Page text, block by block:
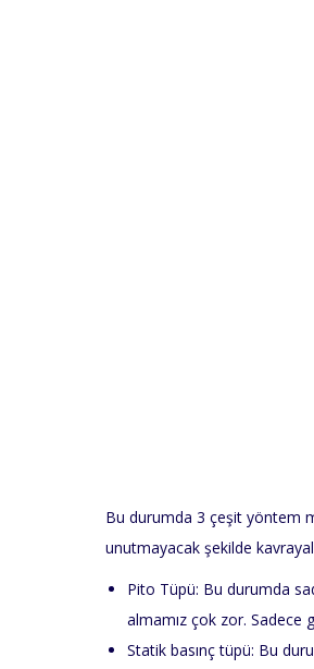
Bu durumda 3 çeşit yöntem
unutmayacak şekilde
Pito Tüpü: Bu durumda
almamız çok zor. Sadece
Statik basınç tüpü: Bu